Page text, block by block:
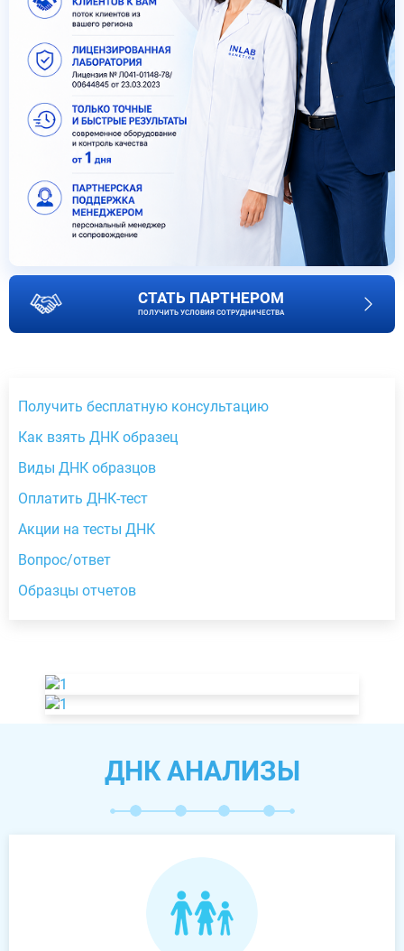
СТАТЬ ПАРТНЕРОМ
ПОЛУЧИТЬ УСЛОВИЯ СОТРУДНИЧЕСТВА
Получить бесплатную консультацию
Как взять ДНК образец
Виды ДНК образцов
Оплатить ДНК-тест
Акции на тесты ДНК
Вопрос/ответ
Образцы отчетов
ДНК АНАЛИЗЫ